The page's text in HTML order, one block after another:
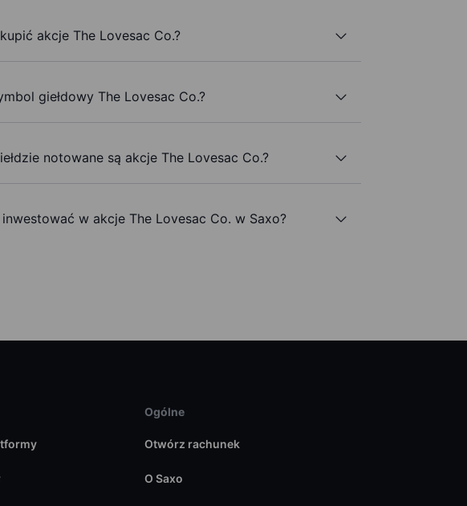
akcje The Lovesac Co.?
giełdowy The Lovesac Co.?
notowane są akcje The Lovesac Co.?
w akcje The Lovesac Co. w Saxo?
Ogólne
Otwórz rachunek
O Saxo